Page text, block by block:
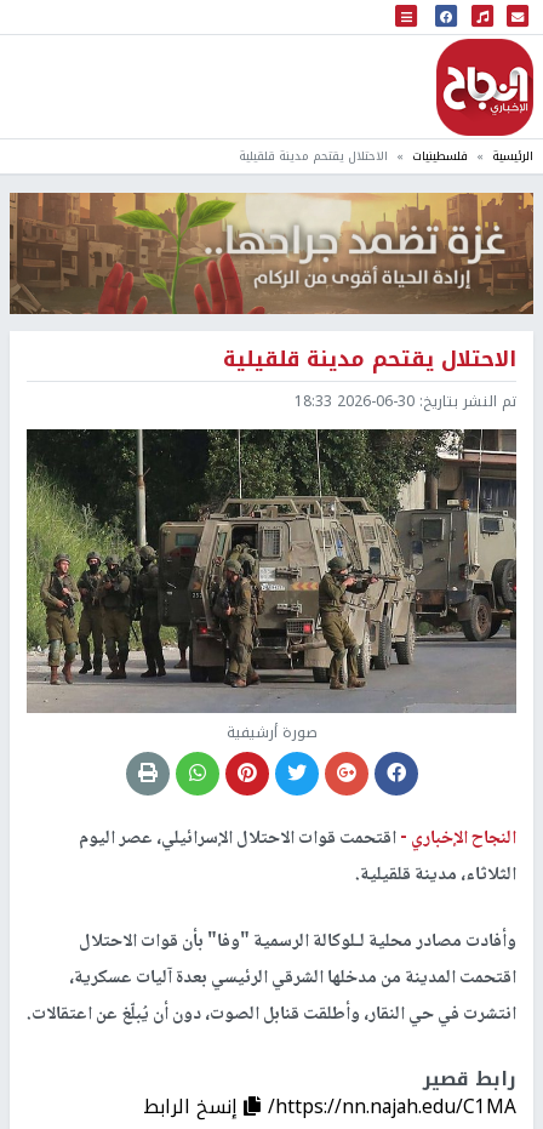
البث المباشر
إذاعة النجاح
الرئيسية فلسطينيات الاحتلال يقتحم مدينة قلقيلية
الاحتلال يقتحم مدينة قلقيلية
تم النشر بتاريخ: 2026-06-30 18:33
صورة أرشيفية
النجاح الإخباري -اقتحمت قوات الاحتلال الإسرائيلي، عصر اليوم
الثلاثاء، مدينة قلقيلية.
وأفادت مصادر محلية لـلوكالة الرسمية "وفا" بأن قوات الاحتلال
اقتحمت المدينة من مدخلها الشرقي الرئيسي بعدة آليات عسكرية،
انتشرت في حي النقار، وأطلقت قنابل الصوت، دون أن يُبلّغ عن اعتقالات.
رابط قصير
https://nn.najah.edu/C1MA/
إنسخ الرابط